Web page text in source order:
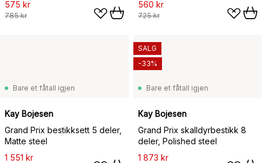
575 kr
785 kr
560 kr
725 kr
Bare et fåtall igjen
Kay Bojesen
Grand Prix bestikksett 5 deler,
Matte steel
1 551 kr
Bare et fåtall igjen
Kay Bojesen
Grand Prix skalldyrbestikk 8
deler, Polished steel
1 873 kr
SALG
-33%